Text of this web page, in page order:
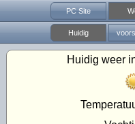
PC Site
Huidig
Huidig weer